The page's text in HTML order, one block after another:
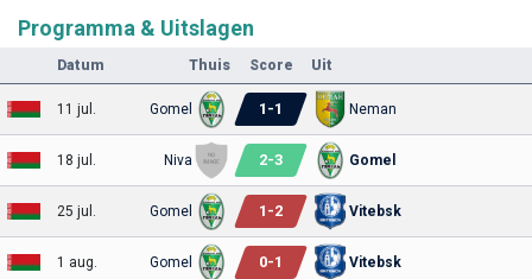
Programma & Uitslagen
Datum Thuis Score Uit
11 jul. Gomel 1 -1 Neman
18 jul. Niva 2-3 Gomel
25 jul. Gomel 1 -2 Vitebsk
1 aug. Gomel 0-1 Vitebsk